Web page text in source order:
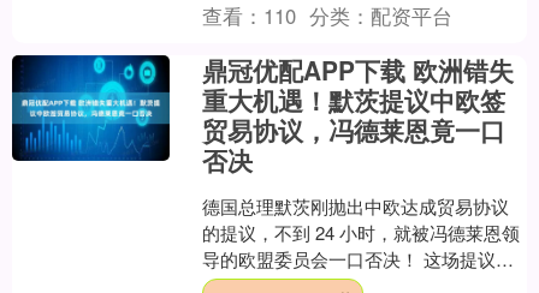
查看： 110 分类： 配资平台
鼎冠优配APP下载 欧洲错失
重大机遇！默茨提议中欧签
贸易协议，冯德莱恩竟一口
否决
德国总理默茨刚抛出中欧达成贸易协议
的提议，不到 24 小时，就被冯德莱恩领
导的欧盟委员会一口否决！ 这场提议与
否决的交锋，始于德国联邦议院的一场